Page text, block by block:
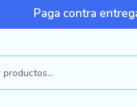
Paga contra